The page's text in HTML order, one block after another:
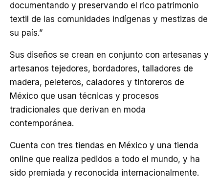
documentando y preservando el rico patrimonio
textil de las comunidades indígenas y mestizas de
su país.”
Sus diseños se crean en conjunto con artesanas y
artesanos tejedores, bordadores, talladores de
madera, peleteros, caladores y tintoreros de
México que usan técnicas y procesos
tradicionales que derivan en moda
contemporánea.
Cuenta con tres tiendas en México y una tienda
online que realiza pedidos a todo el mundo, y ha
sido premiada y reconocida internacionalmente.